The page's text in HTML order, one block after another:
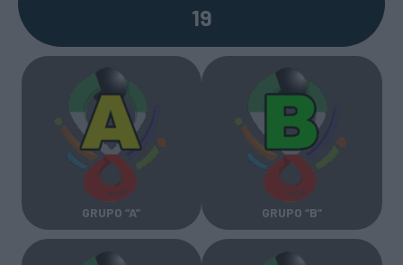
19
GRUPO “A” GRUPO “B”